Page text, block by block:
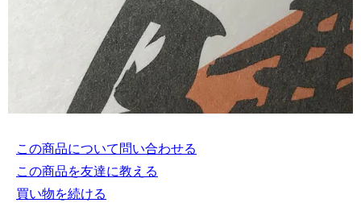
この商品について問い合わせる
この商品を友達に教える
買い物を続ける